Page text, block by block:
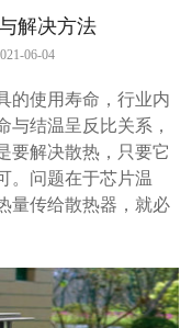
解决方法
06-04
使用寿命，行业内
与结温呈反比关系，
要解决散热，只要它
。问题在于芯片温
量传给散热器，就必